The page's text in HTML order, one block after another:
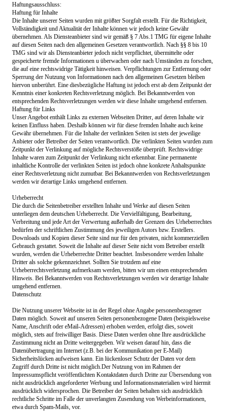
Haftungsausschluss:
Haftung für Inhalte
Die Inhalte unserer Seiten wurden mit größter Sorgfalt erstellt. Für die Richtigkeit,
Vollständigkeit und Aktualität der Inhalte können wir jedoch keine Gewähr
übernehmen. Als Diensteanbieter sind wir gemäß § 7 Abs.1 TMG für eigene Inhalte
auf diesen Seiten nach den allgemeinen Gesetzen verantwortlich. Nach §§ 8 bis 10
TMG sind wir als Diensteanbieter jedoch nicht verpflichtet, übermittelte oder
gespeicherte fremde Informationen u überwachen oder nach Umständen zu forschen,
die auf eine rechtswidrige Tätigkeit hinweisen. Verpflichtungen zur Entfernung oder
Sperrung der Nutzung von Informationen nach den allgemeinen Gesetzen bleiben
hiervon unberührt. Eine diesbezügliche Haftung ist jedoch erst ab dem Zeitpunkt der
Kenntnis einer konkreten Rechtsverletzung möglich. Bei Bekanntwerden von
entsprechenden Rechtsverletzungen werden wir diese Inhalte umgehend entfernen.
Haftung für Links
Unser Angebot enthält Links zu externen Webseiten Dritter, auf deren Inhalte wir
keinen Einfluss haben. Deshalb können wir für diese fremden Inhalte auch keine
Gewähr übernehmen. Für die Inhalte der verlinkten Seiten ist stets der jeweilige
Anbieter oder Betreiber der Seiten verantwortlich. Die verlinkten Seiten wurden zum
Zeitpunkt der Verlinkung auf mögliche Rechtsverstöße überprüft. Rechtswidrige
Inhalte waren zum Zeitpunkt der Verlinkung nicht erkennbar. Eine permanente
inhaltliche Kontrolle der verlinkten Seiten ist jedoch ohne konkrete Anhaltspunkte
einer Rechtsverletzung nicht zumutbar. Bei Bekanntwerden von Rechtsverletzungen
werden wir derartige Links umgehend entfernen.
Urheberrecht
Die durch die Seitenbetreiber erstellten Inhalte und Werke auf diesen Seiten
unterliegen dem deutschen Urheberrecht. Die Vervielfältigung, Bearbeitung,
Verbreitung und jede Art der Verwertung außerhalb der Grenzen des Urheberrechtes
bedürfen der schriftlichen Zustimmung des jeweiligen Autors bzw. Erstellers.
Downloads und Kopien dieser Seite sind nur für den privaten, nicht kommerziellen
Gebrauch gestattet. Soweit die Inhalte auf dieser Seite nicht vom Betreiber erstellt
wurden, werden die Urheberrechte Dritter beachtet. Insbesondere werden Inhalte
Dritter als solche gekennzeichnet. Sollten Sie trotzdem auf eine
Urheberrechtsverletzung aufmerksam werden, bitten wir um einen entsprechenden
Hinweis. Bei Bekanntwerden von Rechtsverletzungen werden wir derartige Inhalte
umgehend entfernen.
Datenschutz
Die Nutzung unserer Webseite ist in der Regel ohne Angabe personenbezogener
Daten möglich. Soweit auf unseren Seiten personenbezogene Daten (beispielsweise
Name, Anschrift oder eMail-Adressen) erhoben werden, erfolgt dies, soweit
möglich, stets auf freiwilliger Basis. Diese Daten werden ohne Ihre ausdrückliche
Zustimmung nicht an Dritte weitergegeben. Wir weisen darauf hin, dass die
Datenübertragung im Internet (z.B. bei der Kommunikation per E-Mail)
Sicherheitslücken aufweisen kann. Ein lückenloser Schutz der Daten vor dem
Zugriff durch Dritte ist nicht möglich.Der Nutzung von im Rahmen der
Impressumspflicht veröffentlichten Kontaktdaten durch Dritte zur Übersendung von
nicht ausdrücklich angeforderter Werbung und Informationsmaterialien wird hiermit
ausdrücklich widersprochen. Die Betreiber der Seiten behalten sich ausdrücklich
rechtliche Schritte im Falle der unverlangten Zusendung von Werbeinformationen,
etwa durch Spam-Mails, vor.